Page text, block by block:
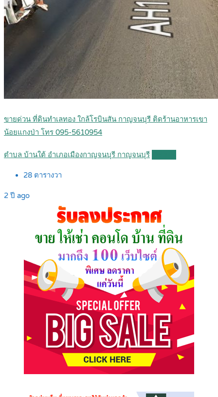
ขายด่วน ที่ดินทำเลทอง ใกล้โรบินสัน กาญจนบุรี ติดร้านอาหารเขา
น้อยแกงป่า โทร 095-5610954
ตำบล บ้านใต้ อำเภอเมืองกาญจนบุรี กาญจนบุรี
28 ตารางวา
2 ปี ago